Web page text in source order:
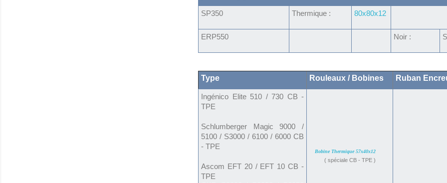
SP350 Thermique : 80x80x12
ERP550 Noir :
Type Rouleaux / Bobines Ruban
Ingénico Elite 510 / 730 CB -
TPE
Schlumberger Magic 9000 /
5100 / S3000 / 6100 / 6000 CB
- TPE
Ascom EFT 20 / EFT 10 CB -
TPE
Bobine Thermique 57x40x12
( spéciale CB - TPE )